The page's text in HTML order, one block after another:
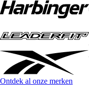
Ontdek al onze merken